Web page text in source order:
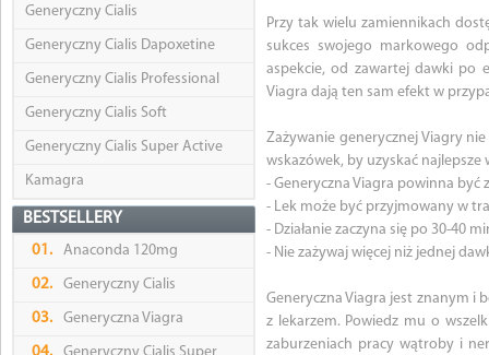
Generyczny Cialis
Generyczny Cialis Dapoxetine
Generyczny Cialis Professional
Generyczny Cialis Soft
Generyczny Cialis Super Active
Kamagra
BESTSELLERY
01. Anaconda 120mg
02. Generyczny Cialis
03. Generyczna Viagra
Przy tak wielu zamiennikach
sukces swojego markowego
aspekcie, od zawartej dawki po
Viagra dają ten sam efekt w
Zażywanie generycznej Viagry
wskazówek, by uzyskać najlepsze
- Generyczna Viagra powinna być
- Lek może być przyjmowany w
- Działanie zaczyna się po 30-40
- Nie zażywaj więcej niż jednej
Generyczna Viagra jest znanym i
z lekarzem. Powiedz mu o
zaburzeniach pracy wątroby i